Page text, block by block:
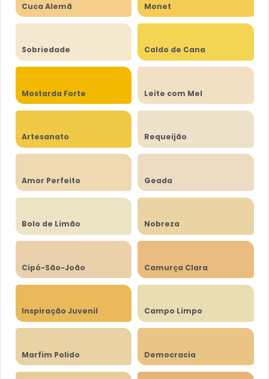
Cuca Alemã Monet
Sobriedade Caldo de Cana
Mostarda Forte Leite com Mel
Artesanato Requeijão
Amor Perfeito Geada
Bolo de Limão Nobreza
Cipó-São-João Camurça Clara
Inspiração Juvenil Campo Limpo
Marfim Polido Democracia